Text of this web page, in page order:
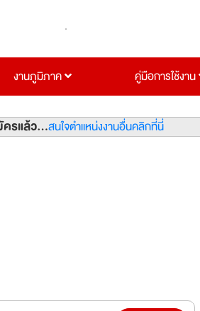
งานภูมิภาค คู่มือการใช้งาน
รแล้ว...สนใจตำแหน่งงานอื่นคลิกที่นี่